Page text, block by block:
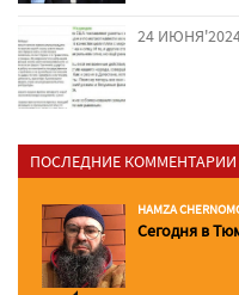
24
ПОСЛЕДНИЕ КОММЕНТАРИИ
HAMZA
Сегодня в